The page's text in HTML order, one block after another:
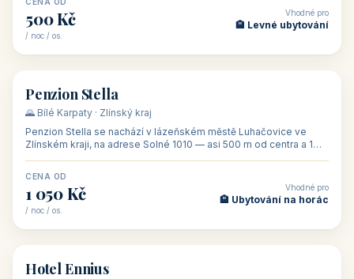
500 Kč
/ noc / os.
Vhodné pro
🏨 Levné ubytování
🏡 penzion
Penzion Stella
🌄 Bílé Karpaty · Zlínský kraj
Penzion Stella se nachází v lázeňském městě Luhačovice ve
Zlínském kraji, na adrese Solné 1010 — asi 500 m od centra a 1
CENA OD
1 050 Kč
/ noc / os.
Vhodné pro
🏨 Ubytování na horác
🏨 hotel
Hotel Ennius